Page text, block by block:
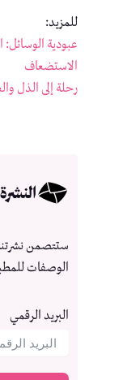
للمزيد:
عبودية الوسائل:
الاستضعاف
رحلة إلى الذل
ستتصمن
الوصفات
البريد الرقمي